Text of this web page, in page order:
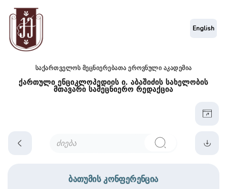
საქართველოს მეცნიერებათა ეროვნული აკადემია
ქართული ენციკლოპედიის ი. აბაშიძის სახელობის
მთავარი სამეცნიერო რედაქცია
English
ბათუმის კონფერენცია